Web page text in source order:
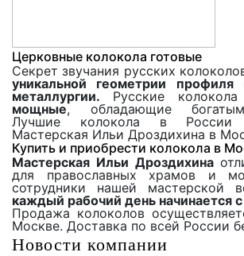
Церковные колокола готовые
Секрет звучания русских
уникальной геометрии профиля
металлургии. Русские
мощные, обладающие
Лучшие колокола в России
Мастерская Ильи Дроздихина в
Купить и приобрести колокола в
Мастерская Ильи Дроздихина
для православных храмов и
сотрудники нашей мастерской
каждый рабочий день начинается
Продажа колоколов
Москве. Доставка по всей России
Новости компании